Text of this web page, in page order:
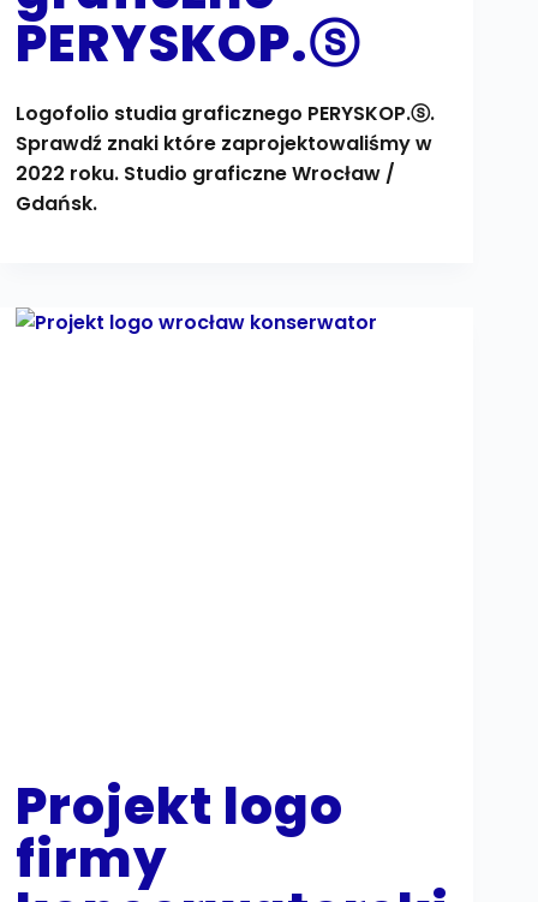
PERYSKOP.ⓢ
Logofolio studia graficznego PERYSKOP.ⓢ.
Sprawdź znaki które zaprojektowaliśmy w
2022 roku. Studio graficzne Wrocław /
Gdańsk.
Projekt logo
firmy